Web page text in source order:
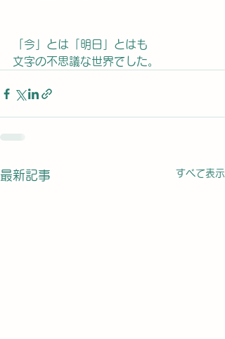
「今」とは「明日」とはも
文字の不思議な世界でした。
最新記事 すべて表示